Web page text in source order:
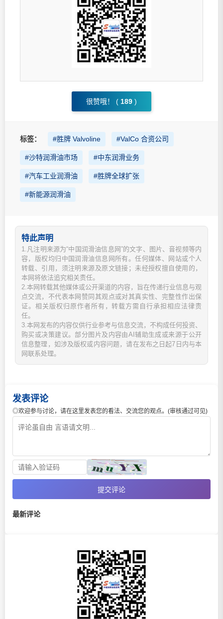
很赞哦！ ( 189 )
标签： #胜牌 Valvoline #ValCo 合资公司
#沙特润滑油市场 #中东润滑业务
#汽车工业润滑油 #胜牌全球扩张
#新能源润滑油
特此声明
1.凡注明来源为“中国润滑油信息网”的文字、图片、音视频等内
容，版权均归中国润滑油信息网所有。任何媒体、网站或个人
转载、引用，须注明来源及原文链接；未经授权擅自使用的，
本网将依法追究相关责任。
2.本网转载其他媒体或公开渠道的内容，旨在传递行业信息与观
点交流，不代表本网赞同其观点或对其真实性、完整性作出保
证。相关版权归原作者所有，转载方需自行承担相应法律责
任。
3.本网发布的内容仅供行业参考与信息交流，不构成任何投资、
购买或决策建议。部分图片及内容由AI辅助生成或来源于公开
信息整理，如涉及版权或内容问题，请在发布之日起7日内与本
网联系处理。
发表评论
◎欢迎参与讨论，请在这里发表您的看法、交流您的观点。(审核通过可见)
提交评论
最新评论